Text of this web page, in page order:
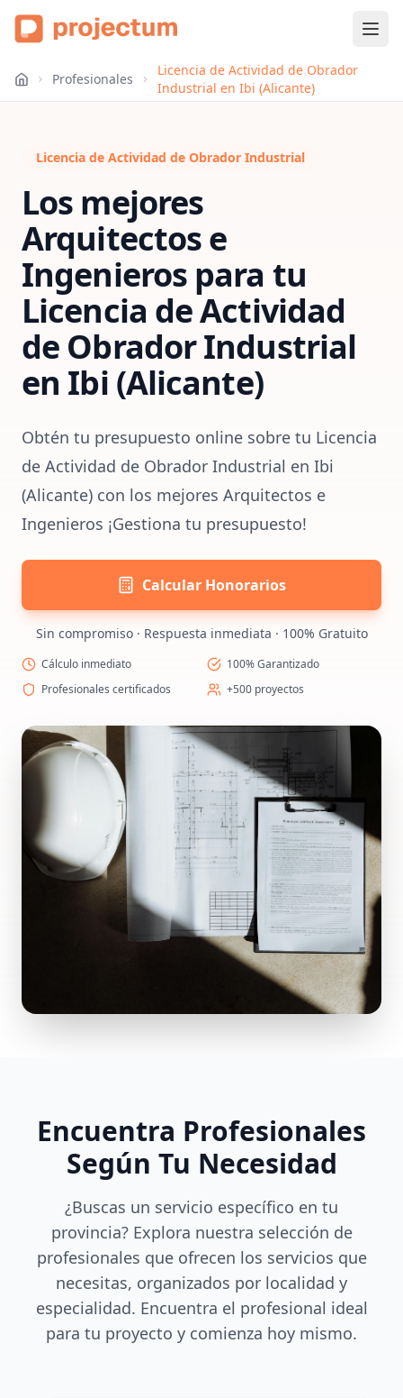
Profesionales
Licencia de Actividad de Obrador
Industrial en Ibi (Alicante)
Licencia de Actividad de Obrador Industrial
Los mejores
Arquitectos e
Ingenieros para tu
Licencia de Actividad
de Obrador Industrial
en Ibi (Alicante)
Obtén tu presupuesto online sobre tu Licencia
de Actividad de Obrador Industrial en Ibi
(Alicante) con los mejores Arquitectos e
Ingenieros ¡Gestiona tu presupuesto!
Calcular Honorarios
Sin compromiso · Respuesta inmediata · 100% Gratuito
Cálculo inmediato
100% Garantizado
Profesionales certificados
+500 proyectos
Encuentra Profesionales
Según Tu Necesidad
¿Buscas un servicio específico en tu
provincia? Explora nuestra selección de
profesionales que ofrecen los servicios que
necesitas, organizados por localidad y
especialidad. Encuentra el profesional ideal
para tu proyecto y comienza hoy mismo.